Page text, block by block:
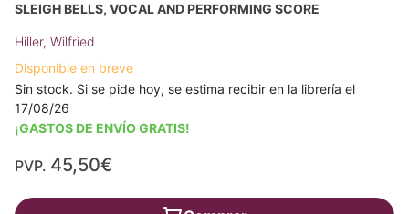
SLEIGH BELLS, VOCAL AND PERFORMING SCORE
Hiller, Wilfried
Disponible en breve
Sin stock. Si se pide hoy, se estima recibir en la librería el
17/08/26
¡GASTOS DE ENVÍO GRATIS!
PVP. 45,50€